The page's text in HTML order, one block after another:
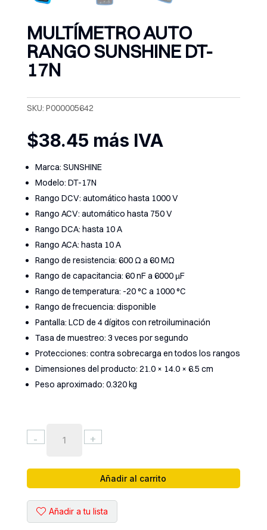
MULTÍMETRO AUTO
RANGO SUNSHINE DT-
17N
SKU: P000005642
$38.45 más IVA
Marca: SUNSHINE
Modelo: DT-17N
Rango DCV: automático hasta 1000 V
Rango ACV: automático hasta 750 V
Rango DCA: hasta 10 A
Rango ACA: hasta 10 A
Rango de resistencia: 600 Ω a 60 MΩ
Rango de capacitancia: 60 nF a 6000 µF
Rango de temperatura: -20 °C a 1000 °C
Rango de frecuencia: disponible
Pantalla: LCD de 4 dígitos con retroiluminación
Tasa de muestreo: 3 veces por segundo
Protecciones: contra sobrecarga en todos los rangos
Dimensiones del producto: 21.0 × 14.0 × 6.5 cm
Peso aproximado: 0.320 kg
-
MULTÍMETRO
AUTO
SUNSHINE
17N
cantidad
+
Añadir al carrito
Añadir a tu lista